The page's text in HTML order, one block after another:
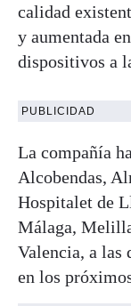
calidad
y aumentada
dispositivos a
PUBLICIDAD
La compañía
Alcobendas,
Hospitalet de
Málaga,
Valencia, a las
en los